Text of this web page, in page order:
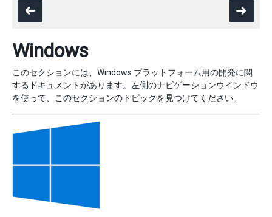
Windows
このセクションには、Windows プラットフォーム用の開発に関
するドキュメントがあります。左側のナビゲーションウインドウ
を使って、このセクションのトピックを見つけてください。